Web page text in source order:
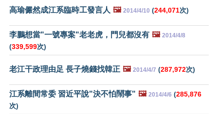
高瑜儼然成江系臨時工發言人 🖼️ 2014/4/10 (244,071次)
李鵬想當"一號專案"老老虎，門兒都沒有 🖼️ 2014/4/8
(339,599次)
老江干政理由足 長子燒錢找韓正 🖼️ 2014/4/7 (287,972次)
江系離間常委 習近平說"決不怕鬧事" 🖼️ 2014/4/6 (285,876
次)